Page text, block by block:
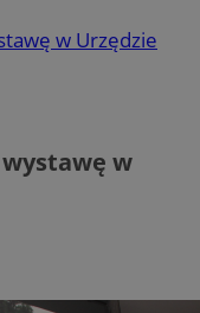
w Urzędzie
wystawę w